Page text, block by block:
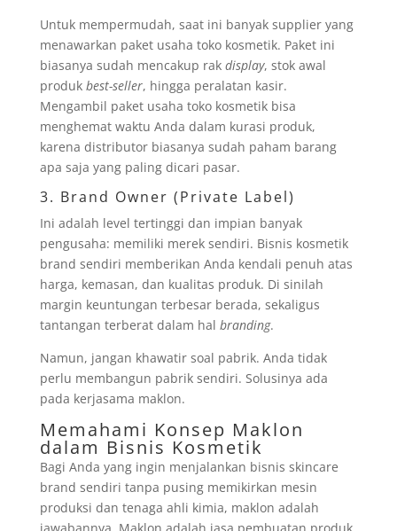
Untuk mempermudah, saat ini banyak supplier yang
menawarkan paket usaha toko kosmetik. Paket ini
biasanya sudah mencakup rak display, stok awal
produk best-seller, hingga peralatan kasir.
Mengambil paket usaha toko kosmetik bisa
menghemat waktu Anda dalam kurasi produk,
karena distributor biasanya sudah paham barang
apa saja yang paling dicari pasar.
3. Brand Owner (Private Label)
Ini adalah level tertinggi dan impian banyak
pengusaha: memiliki merek sendiri. Bisnis kosmetik
brand sendiri memberikan Anda kendali penuh atas
harga, kemasan, dan kualitas produk. Di sinilah
margin keuntungan terbesar berada, sekaligus
tantangan terberat dalam hal branding.
Namun, jangan khawatir soal pabrik. Anda tidak
perlu membangun pabrik sendiri. Solusinya ada
pada kerjasama maklon.
Memahami Konsep Maklon
dalam Bisnis Kosmetik
Bagi Anda yang ingin menjalankan bisnis skincare
brand sendiri tanpa pusing memikirkan mesin
produksi dan tenaga ahli kimia, maklon adalah